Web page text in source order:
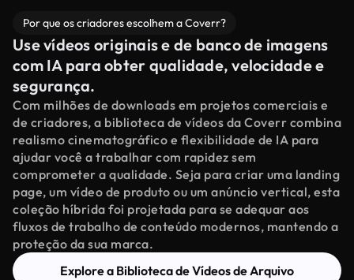
Por que os criadores escolhem a Coverr?
Use vídeos originais e de banco de imagens
com IA para obter qualidade, velocidade e
segurança.
Com milhões de downloads em projetos comerciais e
de criadores, a biblioteca de vídeos da Coverr combina
realismo cinematográfico e flexibilidade de IA para
ajudar você a trabalhar com rapidez sem
comprometer a qualidade. Seja para criar uma landing
page, um vídeo de produto ou um anúncio vertical, esta
coleção híbrida foi projetada para se adequar aos
fluxos de trabalho de conteúdo modernos, mantendo a
proteção da sua marca.
Explore a Biblioteca de Vídeos de Arquivo